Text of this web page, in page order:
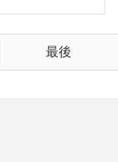
最後